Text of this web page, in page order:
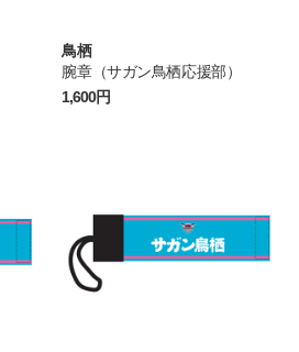
鳥栖
腕章（サガン鳥栖応援部）
1,600円